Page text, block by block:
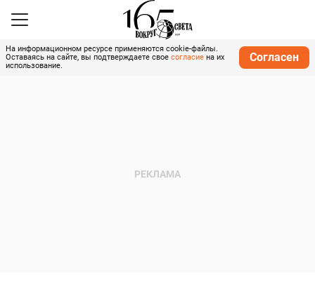
На информационном ресурсе применяются cookie-файлы.
Оставаясь на сайте, вы подтверждаете свое согласие на их
использование.
Согласен